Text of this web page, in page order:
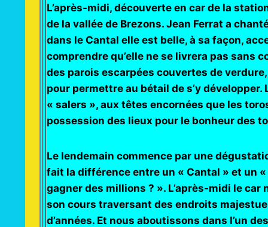
L’après-midi, découverte en car de la
de la vallée de Brezons. Jean Ferrat a
dans le Cantal elle est belle, à sa façon,
comprendre qu’elle ne se livrera pas sans
des parois escarpées couvertes de
pour permettre au bétail de s’y
« salers », aux têtes encornées que les
possession des lieux pour le bonheur des
Le lendemain commence par une
fait la différence entre un « Cantal » et un
gagner des millions ? ». L’après-midi le
son cours traversant des endroits
d’années. Et nous aboutissons dans l’un